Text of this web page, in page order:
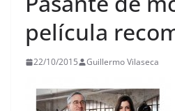
película
22/10/2015 Guillermo Vilaseca